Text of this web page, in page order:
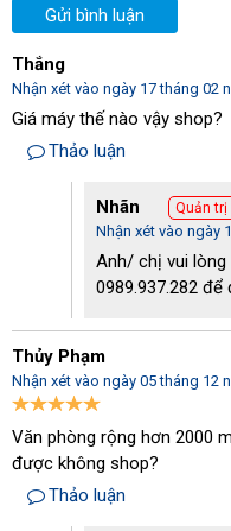
hút chân không là 235
không chỉ có khả năng hút
loại bụi khác như: bụi ướt,
- Máy được trang bị
Nhờ vậy, mà người dùng
khu vực rộng >1000m2 mà
Gửi bình luận
Thắng
Nhận xét vào ngày 17 tháng 02
Giá máy thế nào vậy shop?
Thảo luận
Nhãn Quản trị
Nhận xét vào ngày
Anh/ chị vui
0989.937.282
Thủy Phạm
Nhận xét vào ngày 05 tháng 12
Văn phòng rộng hơn 2000
được không shop?
Thảo luận